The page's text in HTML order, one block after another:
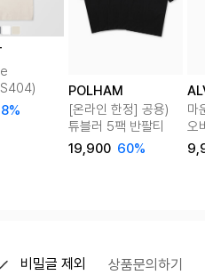
POLHAM
[온라인 한정] 공용)
튜블러 5팩 반팔티
19,900 60%
마
오
비밀글 제외 상품문의하기